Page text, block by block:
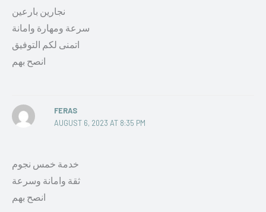
نجارين بارعين
سرعة ومهارة وامانة
اتمنى لكم التوفيق
انصح بهم
FERAS
AUGUST 6, 2023 AT 8:35 PM
خدمة خمس نجوم
ثقة وامانة وسرعة
انصح بهم